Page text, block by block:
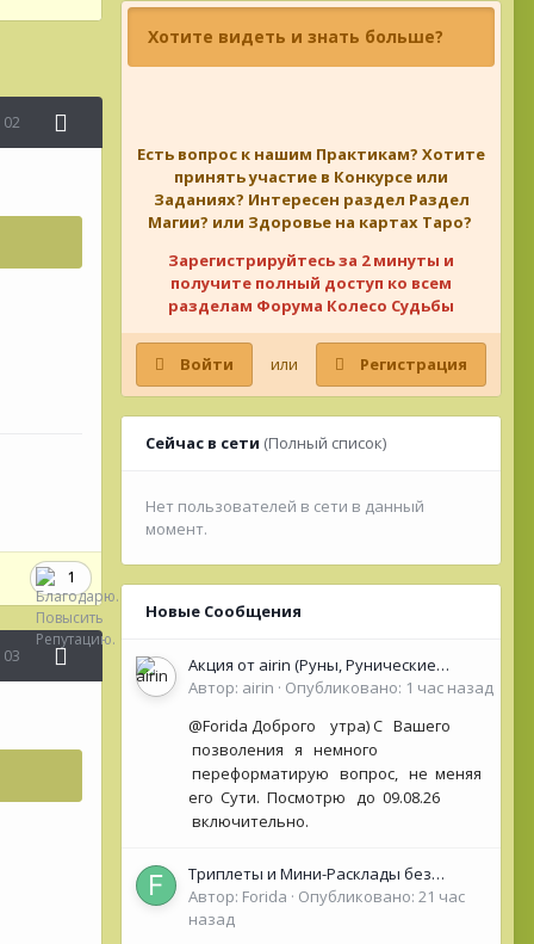
1
Хотите видеть и знать больше?
Есть вопрос к нашим Практикам? Хотите
принять участие в Конкурсе или
Заданиях? Интересен раздел Раздел
Магии? или Здоровье на картах Таро?
Зарегистрируйтесь за 2 минуты и
получите полный доступ ко всем
разделам Форума Колесо Судьбы
Войти или Регистрация
Сейчас в сети (Полный список)
Нет пользователей в сети в данный
момент.
Новые Сообщения
Акция от airin (Руны, Рунические
Оракулы, колоды Таро- Рун)
Автор: airin · Опубликовано: 1 час назад
@Forida Доброго утра) С Вашего
позволения я немного
переформатирую вопрос, не меняя
его Сути. Посмотрю до 09.08.26
включительно.
Триплеты и Мини-Расклады без
обязательной ОС для НОВИЧКОВ (<50
сообщений)
Автор: Forida · Опубликовано: 21 час
назад